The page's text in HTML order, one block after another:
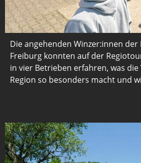
Die angehenden Winzer:innen der
Freiburg konnten auf der
in vier Betrieben erfahren, was die
Region so besonders macht und